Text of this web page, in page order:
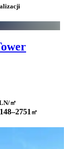
㎡
148–2751 ㎡